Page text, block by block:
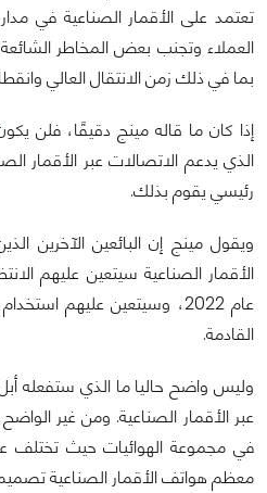
تعتمد على الأقمار الصناعية في
العملاء وتجنب بعض المخاطر الشائعة
بما في ذلك زمن الانتقال العالي
إذا كان ما قاله مينج دقيقًا، فلن
الذي يدعم الاتصالات عبر الأقمار
رئيسي يقوم بذلك.
ويقول مينج إن البائعين الآخرين
الأقمار الصناعية سيتعين عليهم
القادمة.
عبر الأقمار الصناعية. ومن غير
معظم هواتف الأقمار الصناعية